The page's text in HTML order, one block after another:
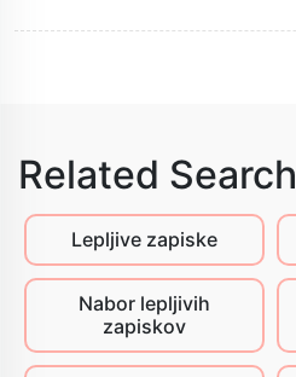
Related Search
Lepljive zapiske
Nabor lepljivih
zapiskov